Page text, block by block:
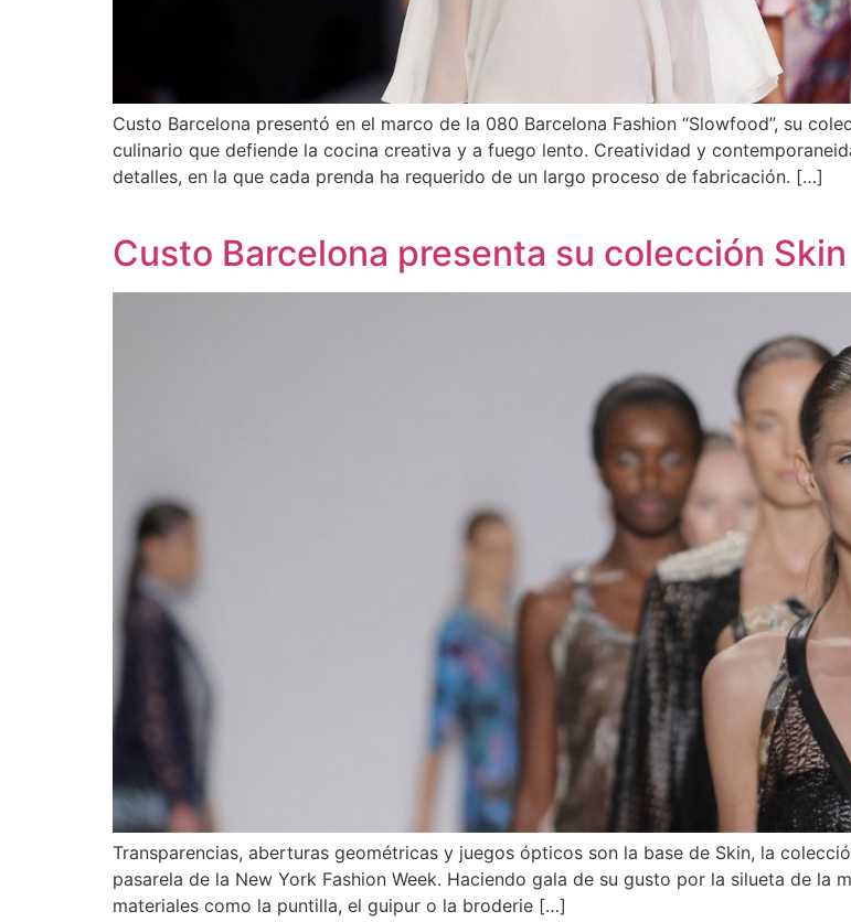
Custo Barcelona presentó en el marco de la 080 Barcelona Fashion “Slowfood”, su
culinario que defiende la cocina creativa y a fuego lento. Creatividad y
detalles, en la que cada prenda ha requerido de un largo proceso de fabricación. […]
Custo Barcelona presenta su colección
Transparencias, aberturas geométricas y juegos ópticos son la base de Skin, la
pasarela de la New York Fashion Week. Haciendo gala de su gusto por la silueta de la
materiales como la puntilla, el guipur o la broderie […]